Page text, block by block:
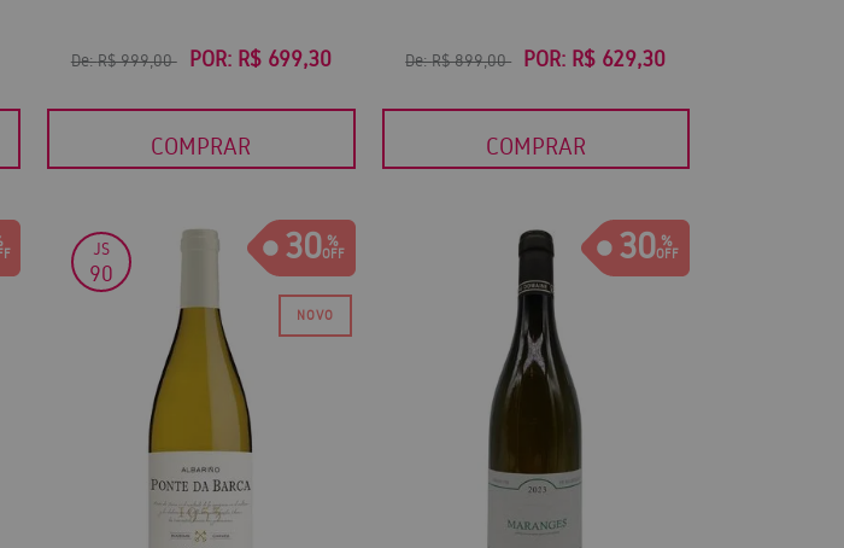
De:R$ 999,00 POR: R$ 699,30
COMPRAR
De:R$ 899,00 POR: R$ 629,30
COMPRAR
30
JS
90
30